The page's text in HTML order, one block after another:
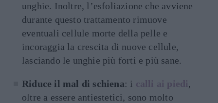
unghie. Inoltre, l’esfoliazione che avviene
durante questo trattamento rimuove
eventuali cellule morte della pelle e
incoraggia la crescita di nuove cellule,
lasciando le unghie più forti e più sane.
Riduce il mal di schiena: i calli ai piedi,
oltre a essere antiestetici, sono molto